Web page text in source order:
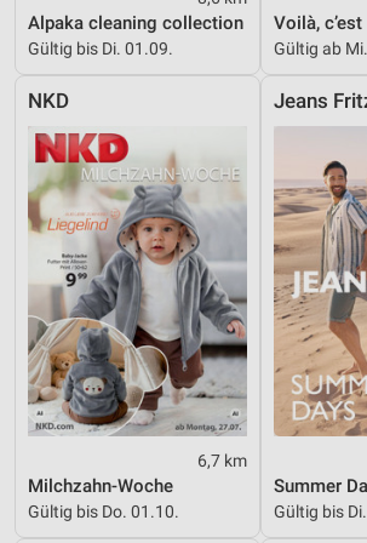
Alpaka cleaning collection
Gültig bis Di. 01.09.
Voilà,
Gültig ab
NKD
6,7 km
Milchzahn-Woche
Gültig bis Do. 01.10.
Jeans
Summer
Gültig bis
Geräte anhand von aktiv angeforderten
Informationen identifizieren
Nicht-IAB-Verarbeitungszwecke:
Notwendig
Performance
Funktional
Werbung